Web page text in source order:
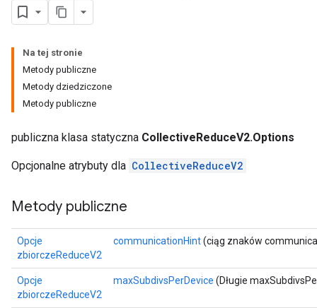
Na tej stronie
Metody publiczne
Metody dziedziczone
Metody publiczne
publiczna klasa statyczna CollectiveReduceV2.Options
Opcjonalne atrybuty dla CollectiveReduceV2
Metody publiczne
Opcje
zbiorczeReduceV2
communicationHint(ciąg znaków
Opcje
zbiorczeReduceV2
maxSubdivsPerDevice (Długie